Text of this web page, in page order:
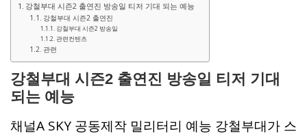
강철부대 시즌2 출연진 방송일 티저 기대 되는 예능
강철부대 시즌2 출연진
강철부대 시즌2 방송일
관련컨텐츠
관련
강철부대 시즌2 출연진 방송일 티저 기대
되는 예능
채널A SKY 공동제작 밀리터리 예능 강철부대가 스